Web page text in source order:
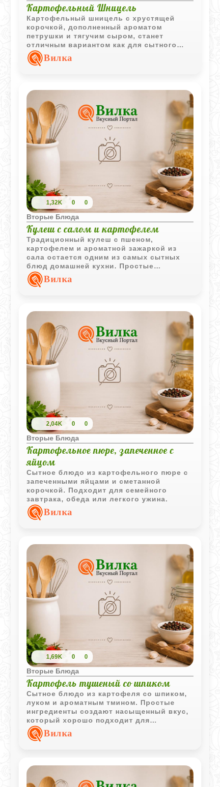
Картофельный Шницель
Картофельный шницель с хрустящей
корочкой, дополненный ароматом
петрушки и тягучим сыром, станет
отличным вариантом как для сытного
завтрака, так и для необычного гарнира.
Золотистая панировка превращает
Вилка
1,32K 0 0
Вторые Блюда
Кулеш с салом и картофелем
Традиционный кулеш с пшеном,
картофелем и ароматной зажаркой из
сала остается одним из самых сытных
блюд домашней кухни. Простые
продукты создают насыщенный вкус и
густую текстуру.
Вилка
2,04K 0 0
Вторые Блюда
Картофельное пюре, запеченное с
яйцом
Сытное блюдо из картофельного пюре с
запеченными яйцами и сметанной
корочкой. Подходит для семейного
завтрака, обеда или легкого ужина.
Вилка
1,69K 0 0
Вторые Блюда
Картофель тушеный со шпиком
Сытное блюдо из картофеля со шпиком,
луком и ароматным тмином. Простые
ингредиенты создают насыщенный вкус,
который хорошо подходит для
домашнего обеда или ужина.
Вилка